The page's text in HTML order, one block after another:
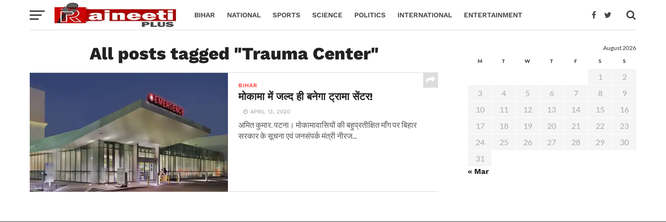
BIHAR NATIONAL SPORTS SCIENCE POLITICS INTERNATIONAL ENTERTAINMENT
All posts tagged "Trauma Center"
BIHAR
मोकामा में जल्द ही बनेगा ट्रामा सेंटर!
APRIL 13, 2020
अमित कुमार. पटना। मोकामावासियों की बहुप्रतीक्षित माँग पर बिहार
सरकार के सूचना एवं जनसंपर्क मंत्री नीरज...
August 2026
M T W T F S S
1
2
3
4 5 6 7 8
9
10
11 12 13 14 15
16
17
18 19 20 21 22
23
24
25 26 27 28 29
30
31
« Mar